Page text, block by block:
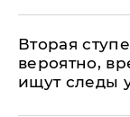
Вторая
вероятно,
ищут следы